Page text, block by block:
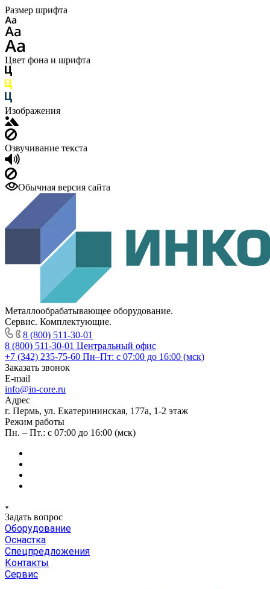
Размер шрифта
Цвет фона и шрифта
Изображения
Озвучивание текста
Обычная версия сайта
Металлообрабатывающее оборудование.
Сервис. Комплектующие.
8 (800) 511-30-01
8 (800) 511-30-01 Центральный офис
+7 (342) 235-75-60 Пн–Пт: с 07:00 до 16:00 (мск)
Заказать звонок
E-mail
info@in-core.ru
Адрес
г. Пермь, ул. ​Екатерининская, 177а, ​1-2 этаж
Режим работы
Пн. – Пт.: с 07:00 до 16:00 (мск)
Задать вопрос
Оборудование
Оснастка
Спецпредложения
Контакты
Сервис